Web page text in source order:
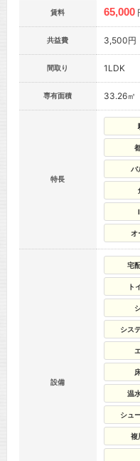
賃料 65,000
共益費 3,500円
間取り 1LDK
専有面積 33.26㎡
特長
バ
オ
設備
宅
ト
シス
温
シュ
複